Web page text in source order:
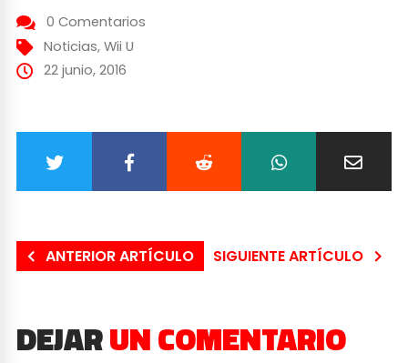
0 Comentarios
Noticias, Wii U
22 junio, 2016
ANTERIOR ARTÍCULO SIGUIENTE ARTÍCULO
DEJARUN COMENTARIO